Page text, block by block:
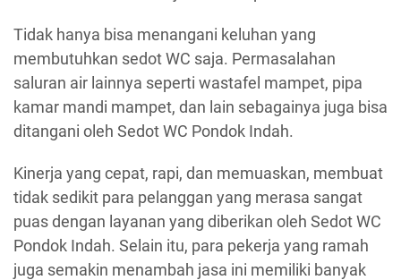
Tidak hanya bisa menangani keluhan yang
membutuhkan sedot WC saja. Permasalahan
saluran air lainnya seperti wastafel mampet, pipa
kamar mandi mampet, dan lain sebagainya juga bisa
ditangani oleh Sedot WC Pondok Indah.
Kinerja yang cepat, rapi, dan memuaskan, membuat
tidak sedikit para pelanggan yang merasa sangat
puas dengan layanan yang diberikan oleh Sedot WC
Pondok Indah. Selain itu, para pekerja yang ramah
juga semakin menambah jasa ini memiliki banyak